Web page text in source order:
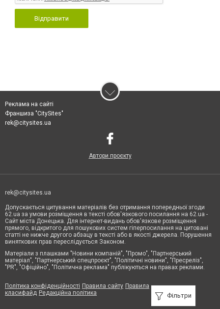
Відправити
Фільтри
Реклама на сайті
Франшиза "CitySites"
rek@citysites.ua
Автори проєкту
rek@citysites.ua
Допускається цитування матеріалів без отримання попередньої згоди
62.ua за умови розміщення в тексті обов'язкового посилання на 62.ua -
Сайт міста Донецька. Для інтернет-видань обов'язкове розміщення
прямого, відкритого для пошукових систем гіперпосилання на цитовані
статті не нижче другого абзацу в тексті або в якості джерела. Порушення
виняткових прав переслідується Законом.
Матеріали з плашками "Новини компаній", "Промо", "Партнерський
матеріал", "Партнерський спецпроєкт", "Політичні новини", "Пресреліз",
"PR", "Офіційно", "Політична реклама" публікуються на правах реклами.
Політика конфіденційності Правила сайту Правила
класифайд Редакційна політика